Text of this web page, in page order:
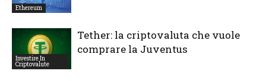
Ethereum
Investire In
Criptovalute
Tether: la criptovaluta che vuole
comprare la Juventus